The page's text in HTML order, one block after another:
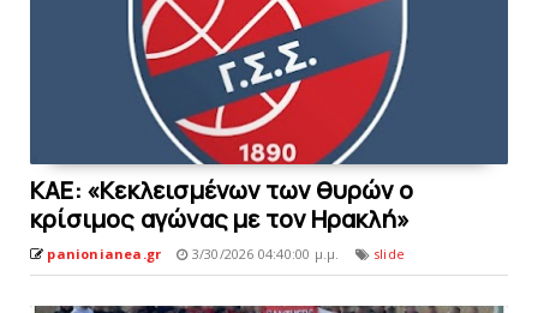
KΑΕ: «Κεκλεισμένων των θυρών ο
κρίσιμος αγώνας με τον Ηρακλή»
panionianea.gr 3/30/2026 04:40:00 μ.μ. slide